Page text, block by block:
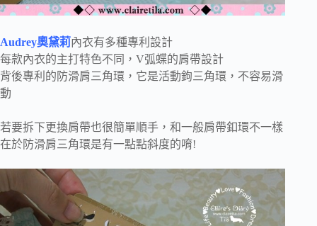
Audrey奧黛莉內衣有多種專利設計
每款內衣的主打特色不同，V弧蝶的肩帶設計
背後專利的防滑肩三角環，它是活動鉤三角環，不容易滑
動
若要拆下更換肩帶也很簡單順手，和一般肩帶釦環不一樣
在於防滑肩三角環是有一點點斜度的唷!